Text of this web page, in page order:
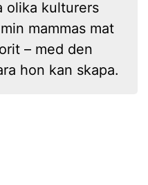
olika kulturers
mammas mat
– med den
hon kan skapa.